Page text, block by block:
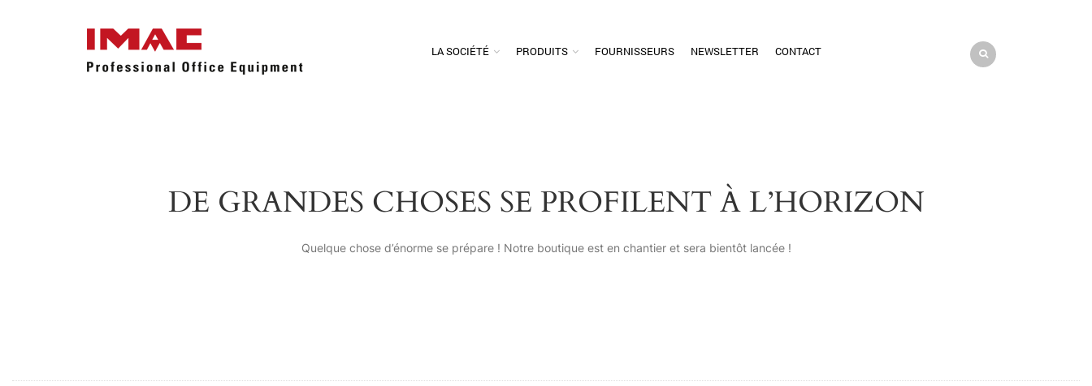
LA SOCIÉTÉ PRODUITS FOURNISSEURS NEWSLETTER CONTACT
DE GRANDES CHOSES SE PROFILENT À L’HORIZON
Quelque chose d’énorme se prépare ! Notre boutique est en chantier et sera bientôt lancée !